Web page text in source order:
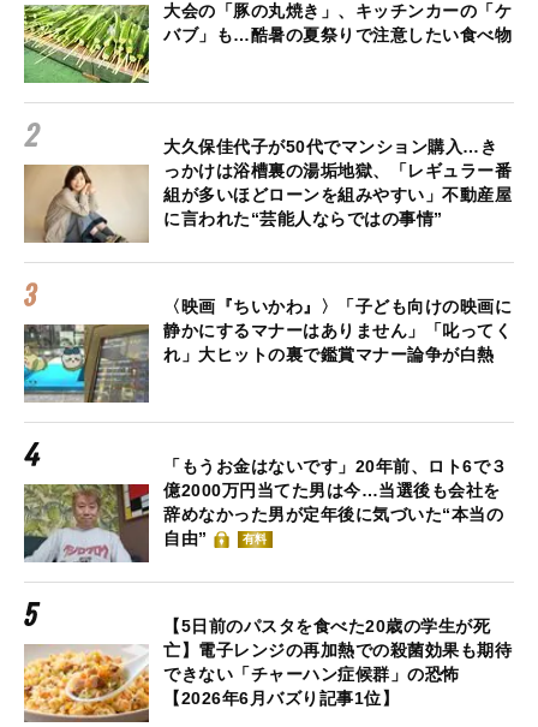
大会の「豚の丸焼き」、キッチンカーの「ケ
バブ」も…酷暑の夏祭りで注意したい食べ物
大久保佳代子が50代でマンション購入…き
っかけは浴槽裏の湯垢地獄、「レギュラー番
組が多いほどローンを組みやすい」不動産屋
に言われた“芸能人ならではの事情”
〈映画『ちいかわ』〉「子ども向けの映画に
静かにするマナーはありません」「叱ってく
れ」大ヒットの裏で鑑賞マナー論争が白熱
「もうお金はないです」20年前、ロト6で３
億2000万円当てた男は今…当選後も会社を
辞めなかった男が定年後に気づいた“本当の
自由”
有料
【5日前のパスタを食べた20歳の学生が死
亡】電子レンジの再加熱での殺菌効果も期待
できない「チャーハン症候群」の恐怖
【2026年6月バズり記事1位】